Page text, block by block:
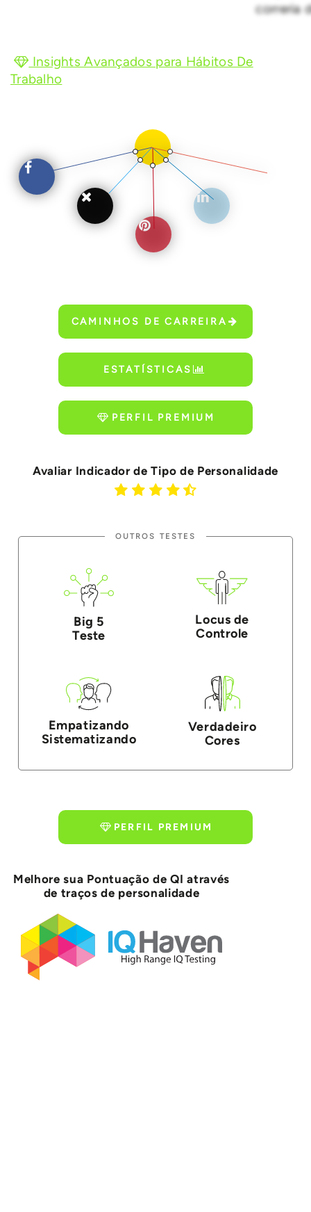
correria
Insights Avançados para Hábitos De
Trabalho
CAMINHOS DE CARREIRA
ESTATÍSTICAS
PERFIL PREMIUM
Avaliar Indicador de Tipo de Personalidade
OUTROS TESTES
Big 5
Teste
Locus de
Controle
Empatizando
Sistematizando
Verdadeiro
Cores
PERFIL PREMIUM
Melhore sua Pontuação de QI através
de traços de personalidade